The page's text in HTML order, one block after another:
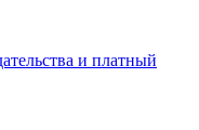
и платный